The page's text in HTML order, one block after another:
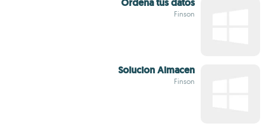
Ordena tus datos
Finson
Solucion Almacen
Finson